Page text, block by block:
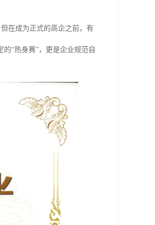
在成为正式的高企之前，有
“热身赛”，更是企业规范自